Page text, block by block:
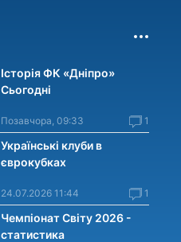
Історія ФК «Дніпро»
Сьогодні
Позавчора, 09:33 1
Українські клуби в
єврокубках
24.07.2026 11:44 1
Чемпіонат Світу 2026 -
статистика